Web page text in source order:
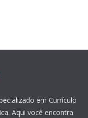
em Currículo
Aqui você encontra